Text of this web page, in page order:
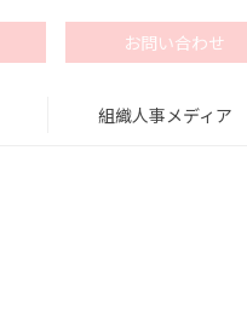
お問い合わせ
組織人事メディア